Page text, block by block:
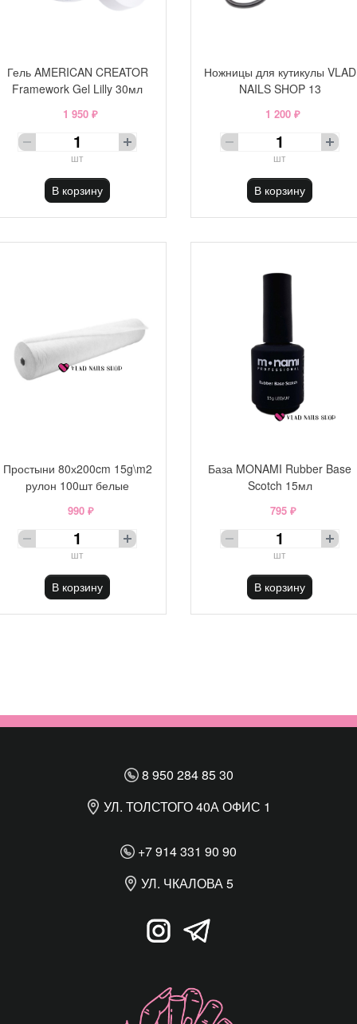
Гель AMERICAN CREATOR
Framework Gel Lilly 30мл
1 950 ₽
шт
В корзину
Ножницы для кутикулы VLAD
NAILS SHOP 13
1 200 ₽
шт
В корзину
Простыни 80х200cm 15g\m2
рулон 100шт белые
990 ₽
шт
В корзину
База MONAMI Rubber Base
Scotch 15мл
795 ₽
шт
В корзину
8 950 284 85 30
УЛ. ТОЛСТОГО 40А ОФИС 1
+7 914 331 90 90
УЛ. ЧКАЛОВА 5